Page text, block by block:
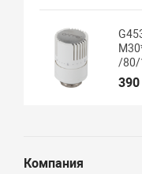
/80/
390
Компания